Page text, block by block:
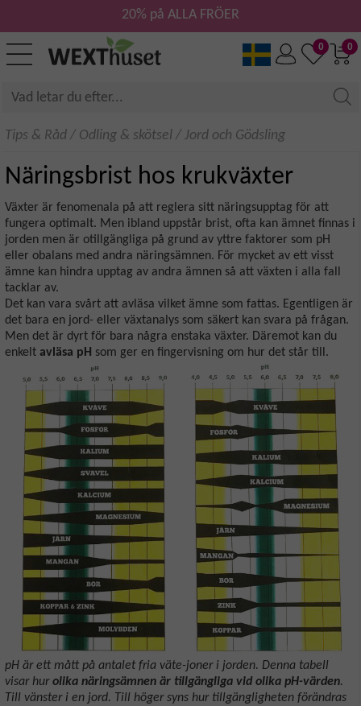
0
0
20% på ALLA FRÖER
Tips & Råd / Odling & skötsel / Jord och Gödsling
Näringsbrist hos krukväxter
Växter är fenomenala på att reglera sitt näringsupptag för att
fungera optimalt. Men ibland uppstår brist, ofta kan ämnet finnas i
jorden men är otillgängliga på grund av yttre faktorer som pH
eller obalans med andra näringsämnen. För mycket av ett visst
ämne kan hindra upptag av andra ämnen så att växten i alla fall
tacklar av.
Det kan vara svårt att avläsa vilket ämne som fattas. Egentligen är
det bara en jord- eller växtanalys som säkert kan svara på frågan.
Men det är dyrt för bara några enstaka växter. Däremot kan du
enkelt avläsa pH som ger en fingervisning om hur det står till.
pH är ett mått på antalet fria väte-joner i jorden. Denna tabell
visar hurolika näringsämnen är tillgängliga vid olika pH-värden.
Till vänster i en jord. Till höger syns hur tillgängligheten förändras